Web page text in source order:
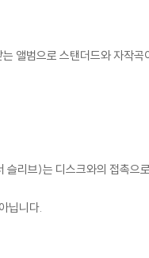
앨범으로 스탠더드와 자작
리브)는 디스크와의 접촉으
닙니다.